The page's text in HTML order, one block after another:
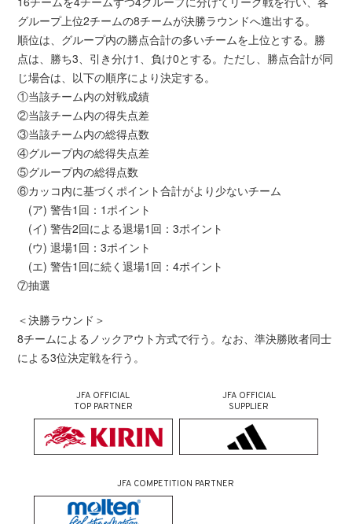
グループ上位2チームの8チームが決勝ラウンドへ進出する。
順位は、グループ内の勝点合計の多いチームを上位とする。勝
点は、勝ち3、引き分け1、負け0とする。ただし、勝点合計が同
じ場合は、以下の順序により決定する。
①当該チーム内の対戦成績
②当該チーム内の得失点差
③当該チーム内の総得点数
④グループ内の総得失点差
⑤グループ内の総得点数
⑥カッコ内に基づくポイント合計がより少ないチーム
(ア) 警告1回：1ポイント
(イ) 警告2回による退場1回：3ポイント
(ウ) 退場1回：3ポイント
(エ) 警告1回に続く退場1回：4ポイント
⑦抽選
＜決勝ラウンド＞
8チームによるノックアウト方式で行う。なお、準決勝敗者同士
による3位決定戦を行う。
JFA OFFICIAL
TOP PARTNER
JFA OFFICIAL
SUPPLIER
JFA COMPETITION PARTNER